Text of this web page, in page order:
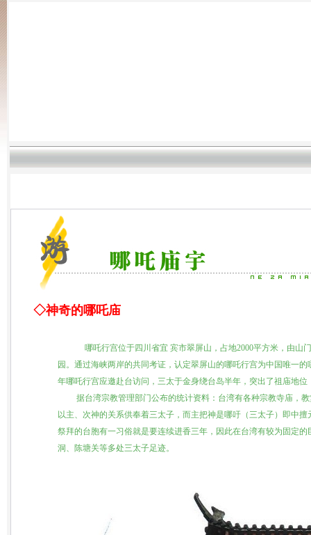
◇神奇的哪吒庙
哪吒行宫位于四川省宜 宾市翠屏山，占地2000平方米，由山
园。通过海峡两岸的共同考证，认定翠屏山的哪吒行宫为中国唯一
年哪吒行宫应邀赴台访问，三太于金身绕台岛半年，突出了祖庙地
据台湾宗教管理部门公布的统计资料：台湾有各种宗教寺庙，教
以主、次神的关系供奉着三太子，而主把神是哪吁（三太子）即中
祭拜的台胞有一习俗就是要连续进香三年，因此在台湾有较为固定
洞、陈塘关等多处三太子足迹。